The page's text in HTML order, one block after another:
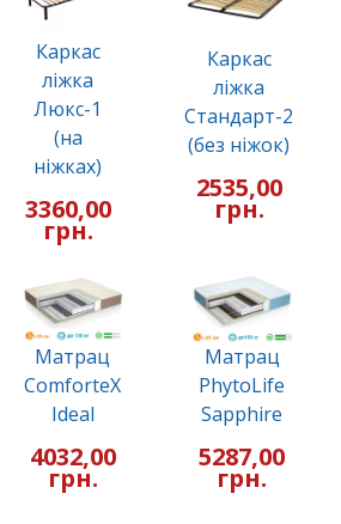
Каркас
ліжка
Люкс-1
(на
ніжках)
3360,00
грн.
Каркас
ліжка
Стандарт-2
(без ніжок)
2535,00
грн.
Матрац
ComforteX
Ideal
4032,00
грн.
Матрац
PhytoLife
Sapphire
5287,00
грн.